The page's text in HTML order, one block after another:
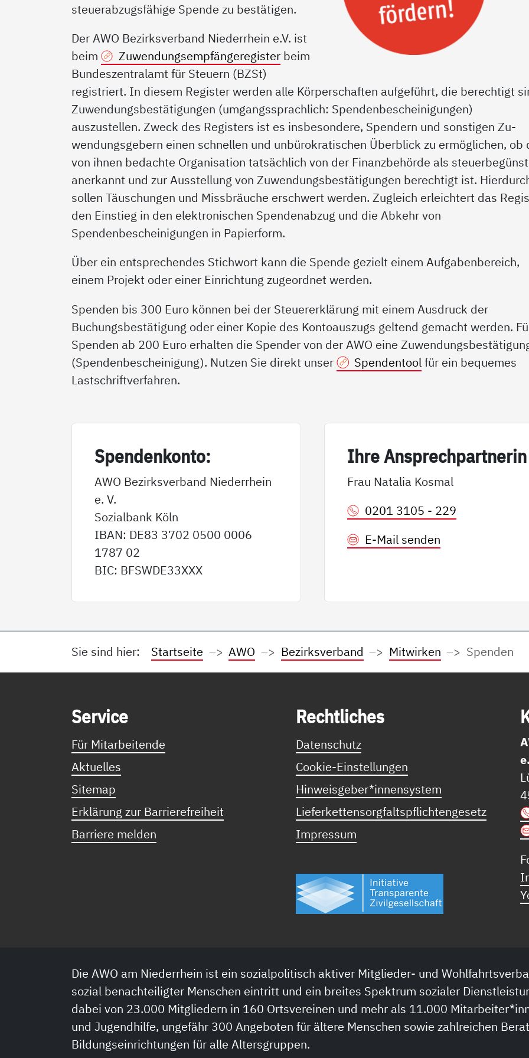
steuerabzugsfähige Spende zu bestätigen.
Der AWO Bezirksverband Niederrhein e.V. ist
beim
Zuwendungsempfängeregister beim
Bundeszentralamt für Steuern (BZSt)
registriert. In diesem Register werden alle Körperschaften aufgeführt, die berechtigt
Zuwen­dungsbestätigungen (umgangssprachlich: Spendenbescheinigungen)
auszustellen. Zweck des Registers ist es insbesondere, Spendern und sonstigen Zu­
wendungsgebern einen schnellen und unbürokratischen Überblick zu ermöglichen, ob
von ihnen bedachte Organisation tatsächlich von der Finanzbehörde als
anerkannt und zur Ausstellung von Zuwendungsbestätigungen berechtigt ist.
sollen Täu­schungen und Missbräuche erschwert werden. Zugleich erleichtert das
den Einstieg in den elektronischen Spendenabzug und die Abkehr von
Spendenbescheinigungen in Papierform.
Über ein entsprechendes Stichwort kann die Spende gezielt einem Aufgabenbereich,
einem Projekt oder einer Einrichtung zugeordnet werden.
Spenden bis 300 Euro können bei der Steuererklärung mit einem Ausdruck der
Buchungsbestätigung oder einer Kopie des Kontoauszugs geltend gemacht werden.
Spenden ab 200 Euro erhalten die Spender von der AWO eine
(Spendenbescheinigung). Nutzen Sie direkt unser
Spendentoolfür ein bequemes
Lastschriftverfahren.
Spen­den­kon­to:
AWO Bezirksverband Niederrhein
e. V.
Sozialbank Köln
IBAN: DE83 3702 0500 0006
1787 02
BIC: BFSWDE33XXX
Ih­re An­sp­rech­part­ne­rin
Frau Natalia Kosmal
0201 3105 - 229
E-Mail senden
Sie sind hier: Startseite AWO Bezirksverband Mitwirken Spenden
Ser­vice
Für Mitarbeitende
Aktuelles
Sitemap
Erklärung zur Barrierefreiheit
Barriere melden
Recht­li­ches
Datenschutz
Cookie-Einstellungen
Hinweisgeber*innensystem
Lieferkettensorgfaltspflichtengesetz
Impressum
Die AWO am Niederrhein ist ein sozialpolitisch aktiver Mitglieder- und
sozial benachteiligter Menschen eintritt und ein breites Spektrum sozialer
dabei von 23.000 Mitgliedern in 160 Ortsvereinen und mehr als 11.000
und Jugendhilfe, ungefähr 300 Angeboten für ältere Menschen sowie zahlreichen
Bildungseinrichtungen für alle Altersgruppen.